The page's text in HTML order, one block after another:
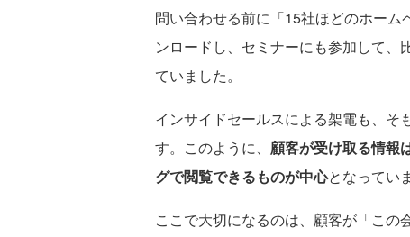
問い合わせる前に「15社ほどのホー
ンロードし、セミナーにも参加して、
ていました。
インサイドセールスによる架電も、そ
す。このように、 顧客が受け取る情報
グで閲覧できるものが中心となってい
ここで大切になるのは、顧客が「こ